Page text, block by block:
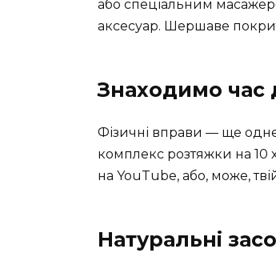
або спеціальним
аксесуар. Шершаве
Знаходимо час
Фізичні вправи — ще
комплекс розтяжки на 10
на YouTube, або, може,
Натуральні